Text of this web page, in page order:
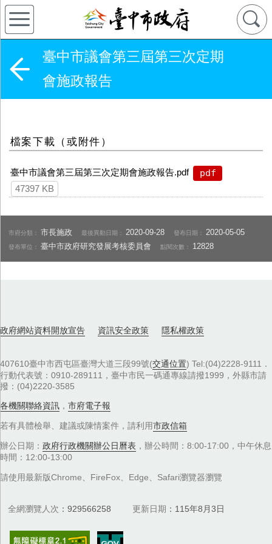
臺中市議會第三屆第三次定期
會施政報告
檔案下載（或附件）
臺中市議會第三屆第三次定期會施政報告.pdf pdf
47397 KB
市府分類： 市長施政 最後異動日期： 2020-09-28 發布日期： 2020-05-05
發布單位：臺中市政府研究發展考核委員會 點閱次數： 12828
政府網站資料開放宣告 資訊安全政策 隱私權政策
407610臺中市西屯區臺灣大道三段99號(交通位置) Tel:(04)2228-9111．
行動代表號：0910-289111，臺中市民一碼通專線請撥1999，外縣市請
撥：(04)2220-3585
各機關聯絡資訊 ， 市府電子報
若有具體檢舉、建議或陳情案件，請利用市政信箱
辦公日期： 政府行政機關辦公日曆表 ，辦公時間：8:00-17:00，中午休息
時間：12:00-13:00
請使用最新版Chrome、FireFox、Edge、Safari瀏覽器瀏覽
全網瀏覽人次 929566258 更新日期 115年8月3日